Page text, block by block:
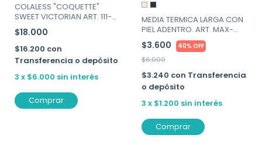
COLALESS "COQUETTE"
SWEET VICTORIAN ART. 111-
212
$18.000
$16.200 con
Transferencia o depósito
3 x $6.000 sin interés
Comprar
MEDIA TERMICA LARGA CON
PIEL ADENTRO. ART. MAX-
MALTA
$3.600 40% OFF
$6.000
$3.240 con Transferencia
o depósito
3 x $1.200 sin interés
Comprar